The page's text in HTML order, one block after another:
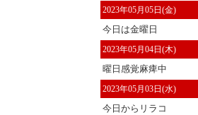
2023年05月05日(金)
今日は金曜日
2023年05月04日(木)
曜日感覚麻痺中
2023年05月03日(水)
今日からリラコ